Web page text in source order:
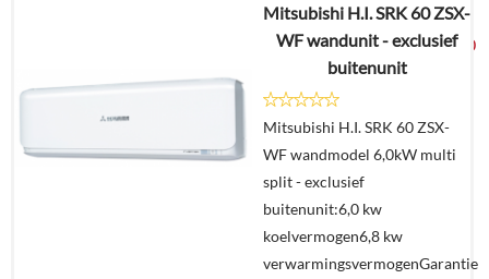
€2.329,25
€1.225,00
Offerte
winkelmand
Mitsubishi H.I. SRK 60 ZSX-
WF wandunit - exclusief
buitenunit
Mitsubishi H.I. SRK 60 ZSX-
WF wandmodel 6,0kW multi
split - exclusief
buitenunit:6,0 kw
koelvermogen6,8 kw
verwarmingsvermogenGarantie